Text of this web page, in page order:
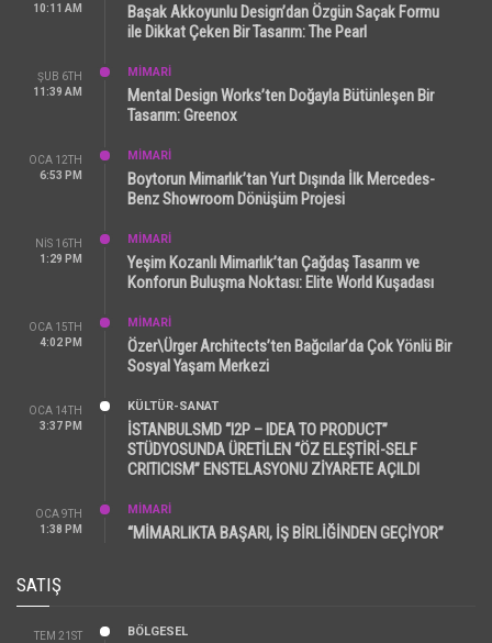
10:11 AM
Başak Akkoyunlu Design’dan Özgün Saçak Formu
ile Dikkat Çeken Bir Tasarım: The Pearl
ŞUB 6TH
11:39 AM
MİMARİ
Mental Design Works’ten Doğayla Bütünleşen Bir
Tasarım: Greenox
OCA 12TH
6:53 PM
MİMARİ
Boytorun Mimarlık’tan Yurt Dışında İlk Mercedes-
Benz Showroom Dönüşüm Projesi
NIS 16TH
1:29 PM
MİMARİ
Yeşim Kozanlı Mimarlık’tan Çağdaş Tasarım ve
Konforun Buluşma Noktası: Elite World Kuşadası
OCA 15TH
4:02 PM
MİMARİ
Özer\Ürger Architects’ten Bağcılar’da Çok Yönlü Bir
Sosyal Yaşam Merkezi
OCA 14TH
3:37 PM
KÜLTÜR-SANAT
İSTANBULSMD “I2P – IDEA TO PRODUCT”
STÜDYOSUNDA ÜRETİLEN “ÖZ ELEŞTİRİ-SELF
CRITICISM” ENSTELASYONU ZİYARETE AÇILDI
OCA 9TH
1:38 PM
MİMARİ
“MİMARLIKTA BAŞARI, İŞ BİRLİĞİNDEN GEÇİYOR”
SATIŞ
TEM 21ST
BÖLGESEL